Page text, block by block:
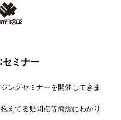
ミナー
ングセミナーを開催してきま
えてる疑問点等簡潔にわかり